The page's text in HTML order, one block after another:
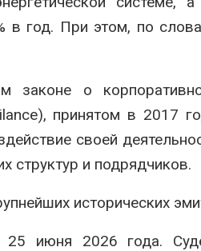
в год. При этом, по
законе о
принятом в 2017
своей
структур и подрядчиков.
исторических
июня 2026 года.